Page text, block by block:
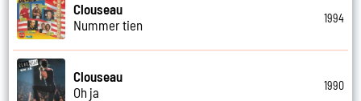
Clouseau
Nummer tien
1994
Clouseau
Oh ja
1990